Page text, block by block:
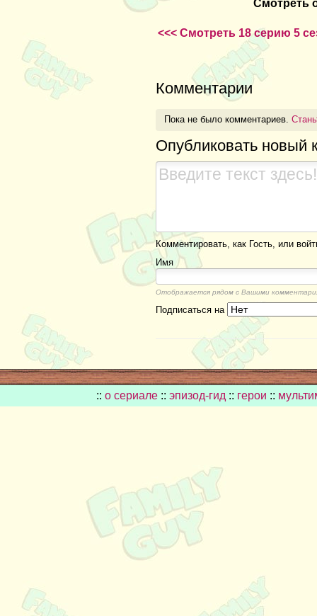
Смотреть
<<< Смотреть 18 серию 5
Комментарии
Пока не было комментариев.
Опубликовать новый
Комментировать, как Гость, или
Имя
Отображается рядом с Вашими
Подписаться на
:: о сериале:: эпизод-гид :: герои ::